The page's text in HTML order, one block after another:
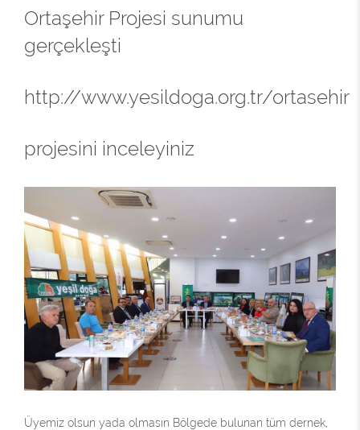
Ortaşehir Projesi sunumu
gerçekleşti
http://www.yesildoga.org.tr/ortasehir
projesini inceleyiniz
Üyemiz olsun yada olmasın Bölgede bulunan tüm dernek,